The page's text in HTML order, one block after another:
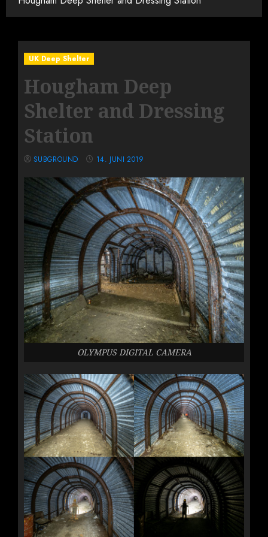
UK Deep Shelter
Hougham Deep
Shelter and Dressing
Station
SUBGROUND 14. JUNI 2019
OLYMPUS DIGITAL CAMERA